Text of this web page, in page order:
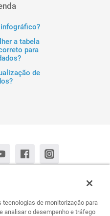
a tabela
para
de
Español Français
de monitorização para
analisar o desempenho e tráfego